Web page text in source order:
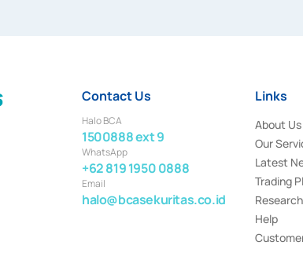
on the decree of the Financial Services
Transactions whose license was issued in 2018.
Contact Us
Halo BCA
1500888 ext 9
WhatsApp
+62 819 1950 0888
Email
halo@bcasekuritas.co.id
Links
About Us
Our
Latest
Trading
Research
Help